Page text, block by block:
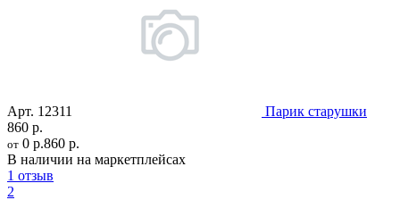
Арт. 12311
Парик старушки
860 р.
от 0 р.860 р.
В наличии на маркетплейсах
1 отзыв
2